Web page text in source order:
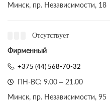
Минск, пр. Независимости, 18
Отсутствует
Фирменный
+375 (44) 568-70-32
ПН-ВС: 9.00 – 21.00
Минск, пр. Независимости, 95